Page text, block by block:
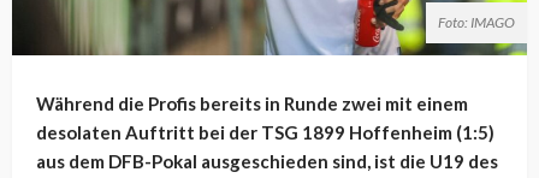
Foto: IMAGO
Während die Profis bereits in Runde zwei mit einem
desolaten Auftritt bei der TSG 1899 Hoffenheim (1:5)
aus dem DFB-Pokal ausgeschieden sind, ist die U19 des